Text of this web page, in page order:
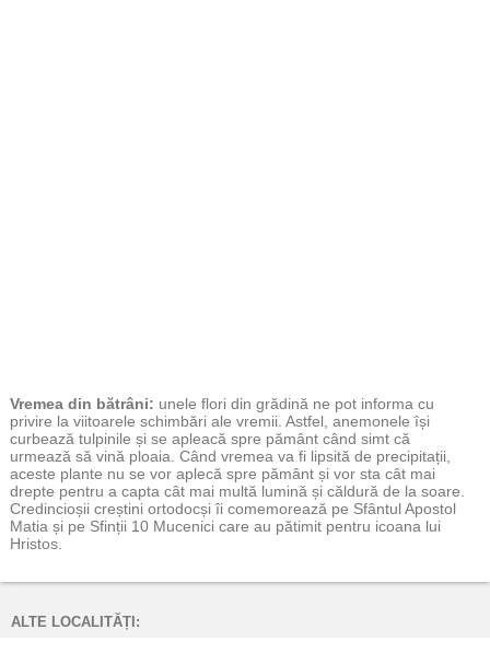
Vremea din bătrâni: unele flori din grădină ne pot informa cu
privire la viitoarele schimbări ale vremii. Astfel, anemonele își
curbează tulpinile și se apleacă spre pământ când simt că
urmează să vină ploaia. Când vremea va fi lipsită de precipitații,
aceste plante nu se vor aplecă spre pământ și vor sta cât mai
drepte pentru a capta cât mai multă lumină și căldură de la soare.
Credincioșii creștini ortodocși îi comemorează pe Sfântul Apostol
Matia și pe Sfinții 10 Mucenici care au pătimit pentru icoana lui
Hristos.
ALTE LOCALITĂȚI: